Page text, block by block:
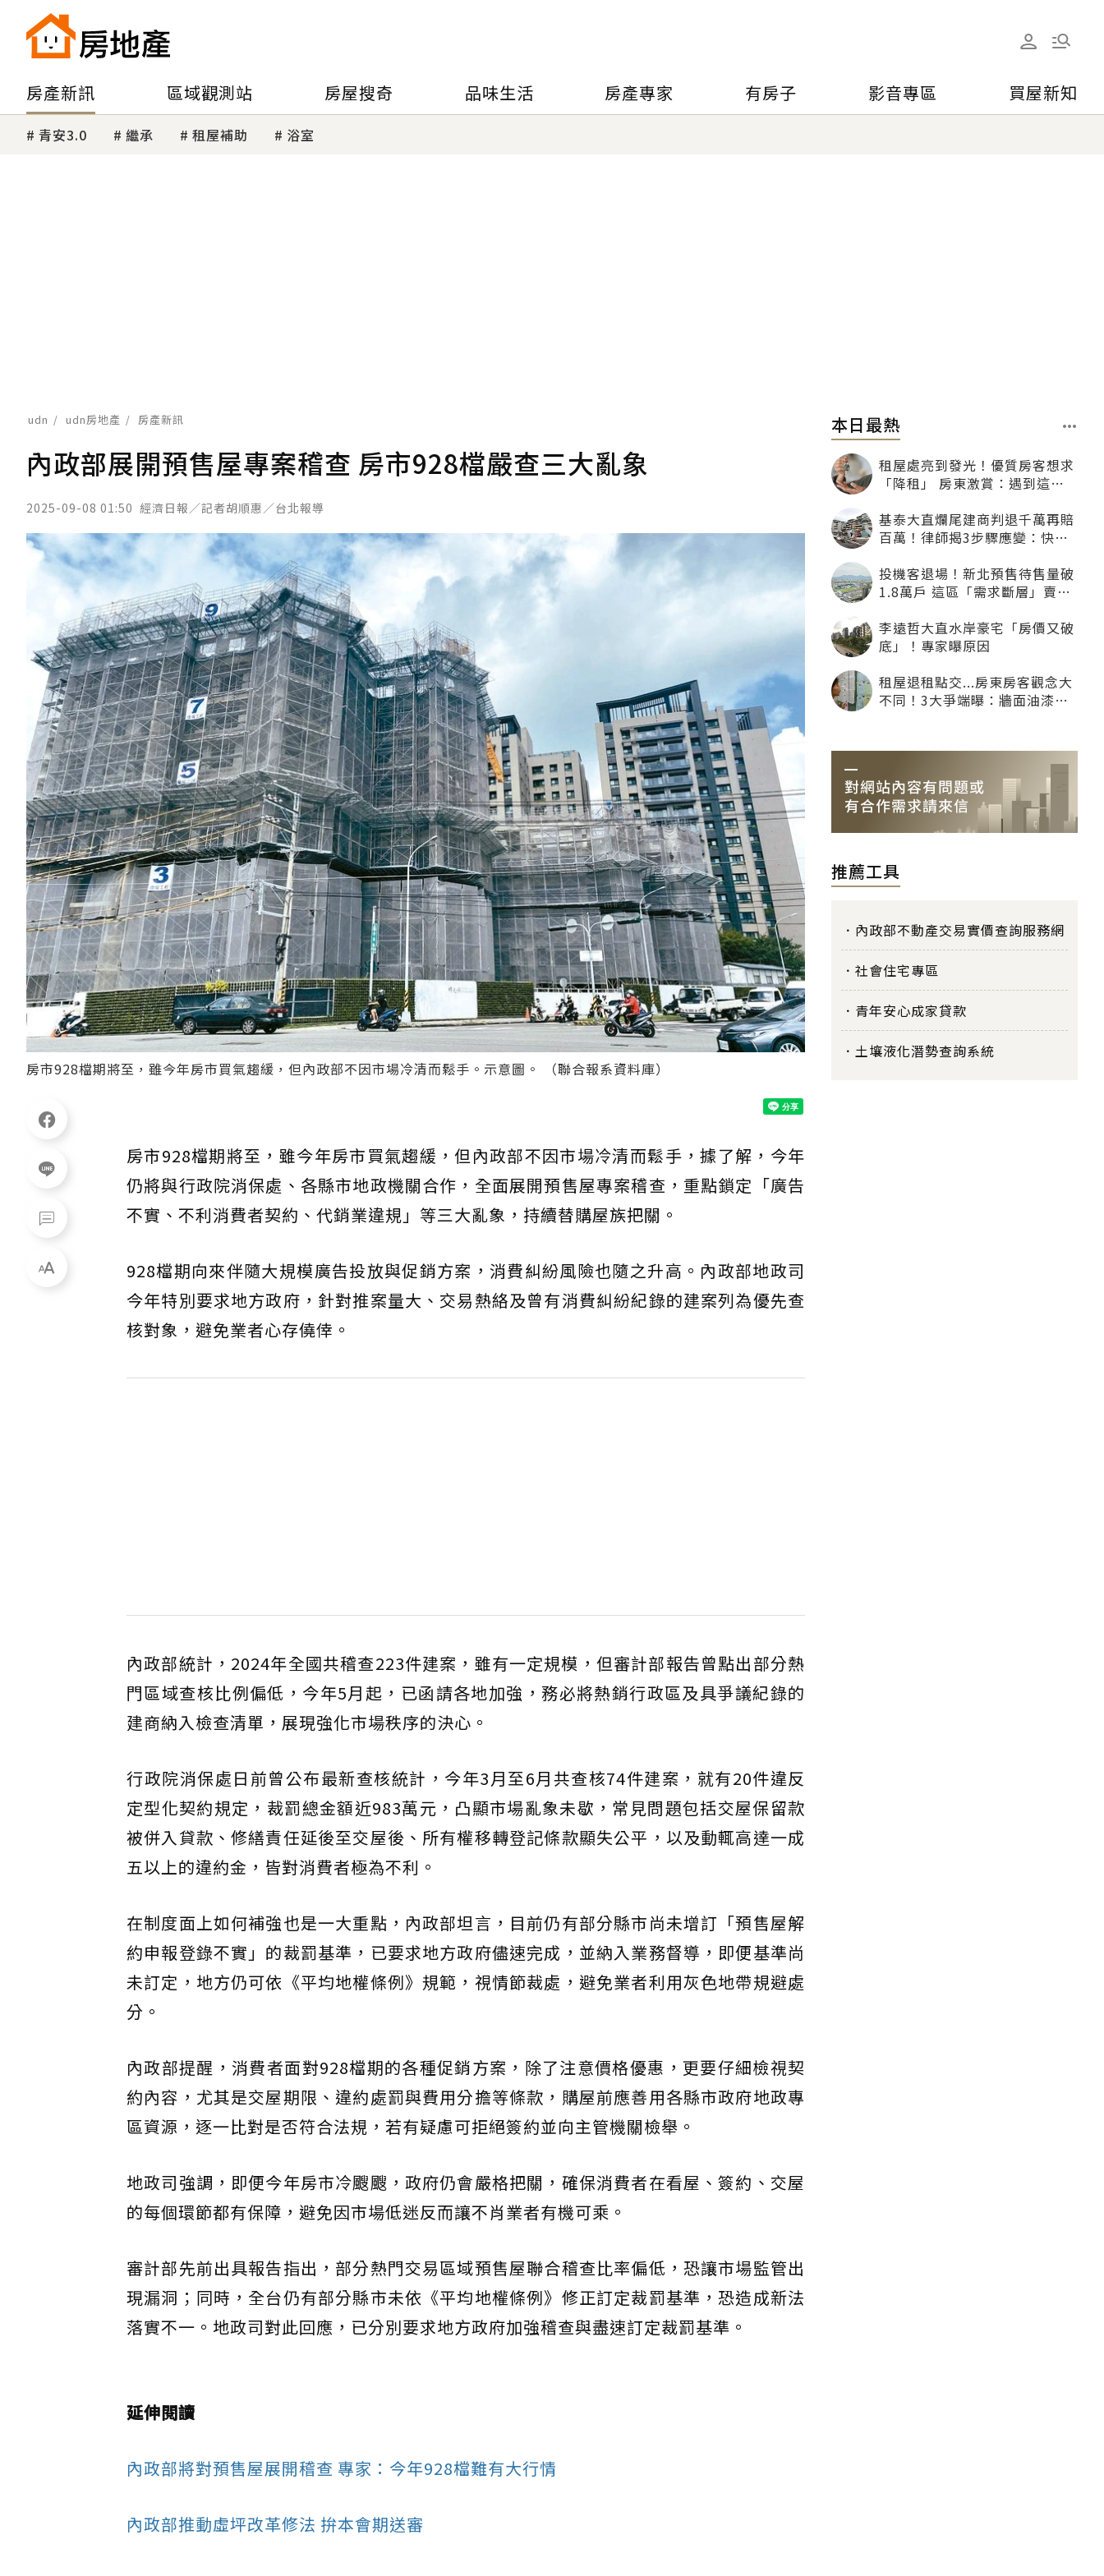
房產新訊 區域觀測站 房屋搜奇 品味生活 房產專家 有房子 影音專區 買屋新知
青安3.0 繼承 租屋補助 浴室
udn udn房地產 房產新訊
內政部展開預售屋專案稽查 房市928檔嚴查三大亂象
2025-09-08 01:50 經濟日報／記者胡順惠／台北報導
房市928檔期將至，雖今年房市買氣趨緩，但內政部不因市場冷清而鬆手。示意圖。 （聯合報系資料庫）
房市928檔期將至，雖今年房市買氣趨緩，但內政部不因市場冷清而鬆手，據了解，今年
仍將與行政院消保處、各縣市地政機關合作，全面展開預售屋專案稽查，重點鎖定「廣告
不實、不利消費者契約、代銷業違規」等三大亂象，持續替購屋族把關。
928檔期向來伴隨大規模廣告投放與促銷方案，消費糾紛風險也隨之升高。內政部地政司
今年特別要求地方政府，針對推案量大、交易熱絡及曾有消費糾紛紀錄的建案列為優先查
核對象，避免業者心存僥倖。
內政部統計，2024年全國共稽查223件建案，雖有一定規模，但審計部報告曾點出部分熱
門區域查核比例偏低，今年5月起，已函請各地加強，務必將熱銷行政區及具爭議紀錄的
建商納入檢查清單，展現強化市場秩序的決心。
行政院消保處日前曾公布最新查核統計，今年3月至6月共查核74件建案，就有20件違反
定型化契約規定，裁罰總金額近983萬元，凸顯市場亂象未歇，常見問題包括交屋保留款
被併入貸款、修繕責任延後至交屋後、所有權移轉登記條款顯失公平，以及動輒高達一成
五以上的違約金，皆對消費者極為不利。
在制度面上如何補強也是一大重點，內政部坦言，目前仍有部分縣市尚未增訂「預售屋解
約申報登錄不實」的裁罰基準，已要求地方政府儘速完成，並納入業務督導，即便基準尚
未訂定，地方仍可依《平均地權條例》規範，視情節裁處，避免業者利用灰色地帶規避處
分。
內政部提醒，消費者面對928檔期的各種促銷方案，除了注意價格優惠，更要仔細檢視契
約內容，尤其是交屋期限、違約處罰與費用分擔等條款，購屋前應善用各縣市政府地政專
區資源，逐一比對是否符合法規，若有疑慮可拒絕簽約並向主管機關檢舉。
地政司強調，即便今年房市冷颼颼，政府仍會嚴格把關，確保消費者在看屋、簽約、交屋
的每個環節都有保障，避免因市場低迷反而讓不肖業者有機可乘。
審計部先前出具報告指出，部分熱門交易區域預售屋聯合稽查比率偏低，恐讓市場監管出
現漏洞；同時，全台仍有部分縣市未依《平均地權條例》修正訂定裁罰基準，恐造成新法
落實不一。地政司對此回應，已分別要求地方政府加強稽查與盡速訂定裁罰基準。
延伸閱讀
內政部將對預售屋展開稽查 專家：今年928檔難有大行情
內政部推動虛坪改革修法 拚本會期送審
本日最熱
租屋處亮到發光！優質房客想求
「降租」 房東激賞：遇到這種
基泰大直爛尾建商判退千萬再賠
百萬！律師揭3步驟應變：快通
投機客退場！新北預售待售量破
1.8萬戶 這區「需求斷層」賣壓
李遠哲大直水岸豪宅「房價又破
底」！專家曝原因
租屋退租點交...房東房客觀念大
不同！3大爭端曝：牆面油漆、
推薦工具
內政部不動產交易實價查詢服務網
社會住宅專區
青年安心成家貸款
土壤液化潛勢查詢系統